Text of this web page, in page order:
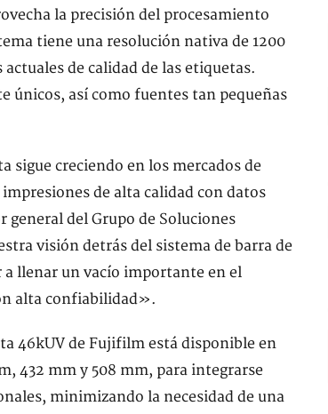
la precisión del procesamiento
tiene una resolución nativa de 1200
de calidad de las etiquetas.
únicos, así como fuentes tan pequeñas
sigue creciendo en los mercados de
de alta calidad con datos
del Grupo de Soluciones
visión detrás del sistema de barra de
a llenar un vacío importante en el
alta confiabilidad».
46kUV de Fujifilm está disponible en
432 mm y 508 mm, para integrarse
minimizando la necesidad de una